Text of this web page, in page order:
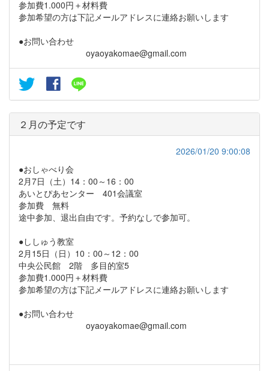
参加費1.000円＋材料費
参加希望の方は下記メールアドレスに連絡お願いします
●お問い合わせ
oyaoyakomae@gmail.com
２月の予定です
2026/01/20 9:00:08
●おしゃべり会
2月7日（土）14：00～16：00
あいとぴあセンター 401会議室
参加費 無料
途中参加、退出自由です。予約なしで参加可。
●ししゅう教室
2月15日（日）10：00～12：00
中央公民館 2階 多目的室5
参加費1.000円＋材料費
参加希望の方は下記メールアドレスに連絡お願いします
●お問い合わせ
oyaoyakomae@gmail.com